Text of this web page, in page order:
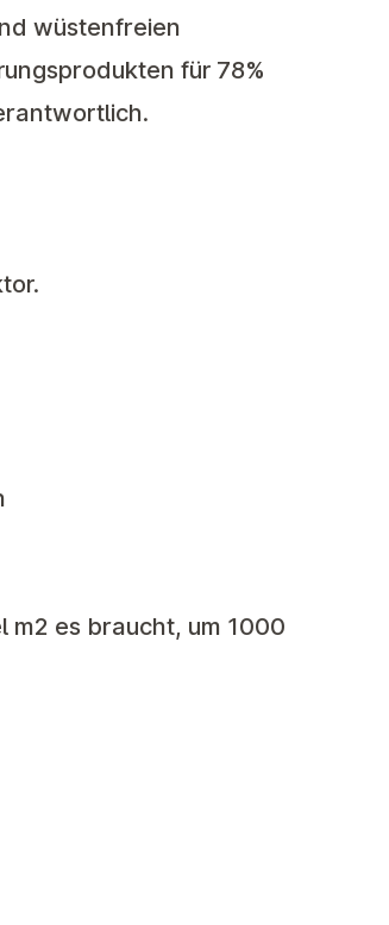
wüstenfreien
für 78%
m2 es braucht, um 1000